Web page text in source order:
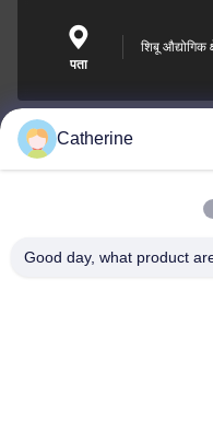
पता
शिबू औद्योगिक
Catherine
Good day, what product